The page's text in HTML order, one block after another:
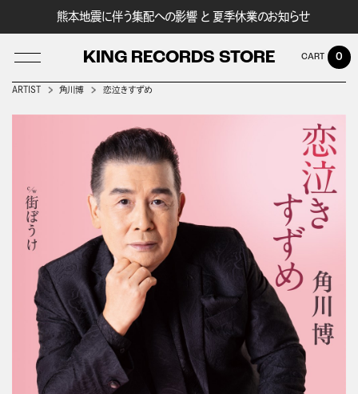
熊本地震に伴う集配への影響 と 夏季休業のお知らせ
KING RECORDS STORE 0
ARTIST 角川博 恋泣きすずめ